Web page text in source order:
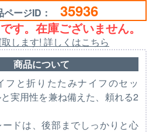
ページID： 35936
す。在庫ございません。
します! 詳しくはこちら
商品について
フと折りたたみナイフのセッ
実用性を兼ね備えた、頼れる2
ドは、後部までしっかりと心